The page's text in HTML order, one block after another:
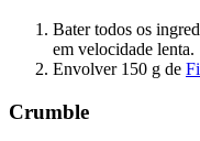
Bater todos os
em velocidade lenta.
Envolver 150 g de
Crumble